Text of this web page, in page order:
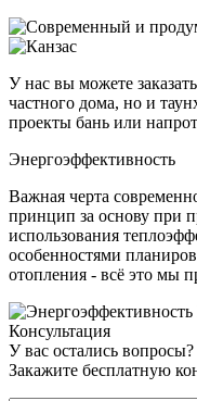
У нас вы можете
частного дома, но и
проекты бань или
Энергоэффективность
Важная черта
принцип за основу при
использования
особенностями
отопления - всё это мы
Консультация
У вас остались вопросы?
Закажите бесплатную